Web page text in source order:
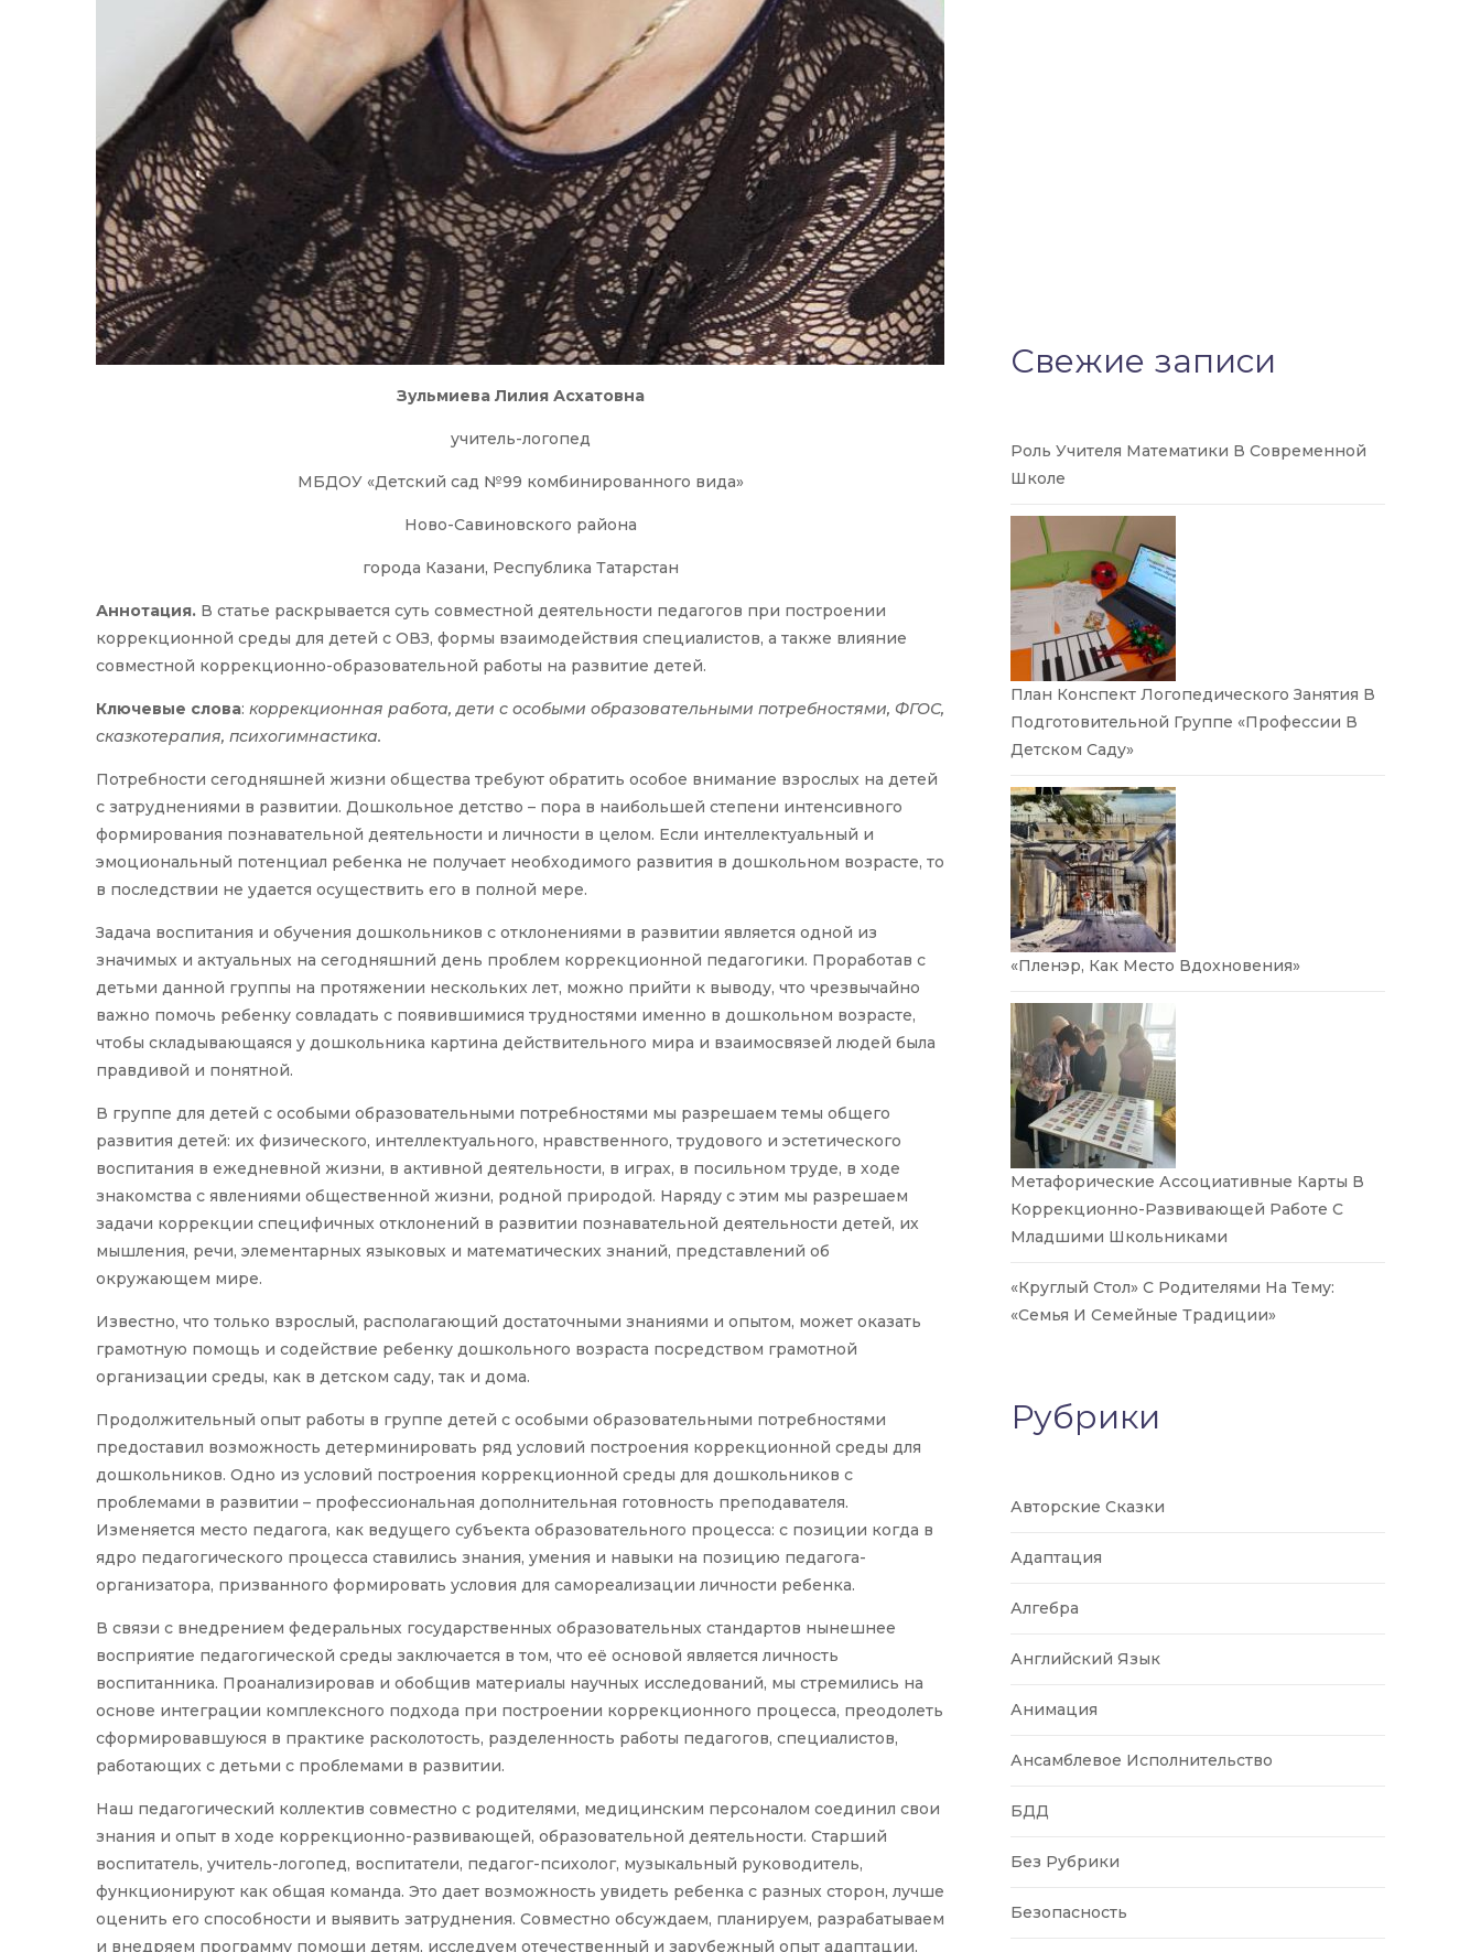
Зульмиева Лилия Асхатовна
учитель-логопед
МБДОУ «Детский сад №99 комбинированного вида»
Ново-Савиновского района
города Казани, Республика Татарстан
Аннотация. В статье раскрывается суть совместной деятельности педагогов при построении
коррекционной среды для детей с ОВЗ, формы взаимодействия специалистов, а также влияние
совместной коррекционно-образовательной работы на развитие детей.
Ключевые слова: коррекционная работа, дети с особыми образовательными потребностями, ФГОС,
сказкотерапия, психогимнастика.
Потребности сегодняшней жизни общества требуют обратить особое внимание взрослых на детей
с затруднениями в развитии. Дошкольное детство – пора в наибольшей степени интенсивного
формирования познавательной деятельности и личности в целом. Если интеллектуальный и
эмоциональный потенциал ребенка не получает необходимого развития в дошкольном возрасте, то
в последствии не удается осуществить его в полной мере.
Задача воспитания и обучения дошкольников с отклонениями в развитии является одной из
значимых и актуальных на сегодняшний день проблем коррекционной педагогики. Проработав с
детьми данной группы на протяжении нескольких лет, можно прийти к выводу, что чрезвычайно
важно помочь ребенку совладать с появившимися трудностями именно в дошкольном возрасте,
чтобы складывающаяся у дошкольника картина действительного мира и взаимосвязей людей была
правдивой и понятной.
В группе для детей с особыми образовательными потребностями мы разрешаем темы общего
развития детей: их физического, интеллектуального, нравственного, трудового и эстетического
воспитания в ежедневной жизни, в активной деятельности, в играх, в посильном труде, в ходе
знакомства с явлениями общественной жизни, родной природой. Наряду с этим мы разрешаем
задачи коррекции специфичных отклонений в развитии познавательной деятельности детей, их
мышления, речи, элементарных языковых и математических знаний, представлений об
окружающем мире.
Известно, что только взрослый, располагающий достаточными знаниями и опытом, может оказать
грамотную помощь и содействие ребенку дошкольного возраста посредством грамотной
организации среды, как в детском саду, так и дома.
Продолжительный опыт работы в группе детей с особыми образовательными потребностями
предоставил возможность детерминировать ряд условий построения коррекционной среды для
дошкольников. Одно из условий построения коррекционной среды для дошкольников с
проблемами в развитии – профессиональная дополнительная готовность преподавателя.
Изменяется место педагога, как ведущего субъекта образовательного процесса: с позиции когда в
ядро педагогического процесса ставились знания, умения и навыки на позицию педагога-
организатора, призванного формировать условия для самореализации личности ребенка.
В связи с внедрением федеральных государственных образовательных стандартов нынешнее
восприятие педагогической среды заключается в том, что её основой является личность
воспитанника. Проанализировав и обобщив материалы научных исследований, мы стремились на
основе интеграции комплексного подхода при построении коррекционного процесса, преодолеть
сформировавшуюся в практике расколотость, разделенность работы педагогов, специалистов,
работающих с детьми с проблемами в развитии.
Наш педагогический коллектив совместно с родителями, медицинским персоналом соединил свои
знания и опыт в ходе коррекционно-развивающей, образовательной деятельности. Старший
воспитатель, учитель-логопед, воспитатели, педагог-психолог, музыкальный руководитель,
функционируют как общая команда. Это дает возможность увидеть ребенка с разных сторон, лучше
оценить его способности и выявить затруднения. Совместно обсуждаем, планируем, разрабатываем
и внедряем программу помощи детям, исследуем отечественный и зарубежный опыт адаптации,
Свежие записи
Роль Учителя Математики В Современной
Школе
План Конспект Логопедического Занятия В
Подготовительной Группе «Профессии В
Детском Саду»
«Пленэр, Как Место Вдохновения»
Метафорические Ассоциативные Карты В
Коррекционно-Развивающей Работе С
Младшими Школьниками
«Круглый Стол» С Родителями На Тему:
«Семья И Семейные Традиции»
Рубрики
Авторские Сказки
Адаптация
Алгебра
Английский Язык
Анимация
Ансамблевое Исполнительство
БДД
Без Рубрики
Безопасность